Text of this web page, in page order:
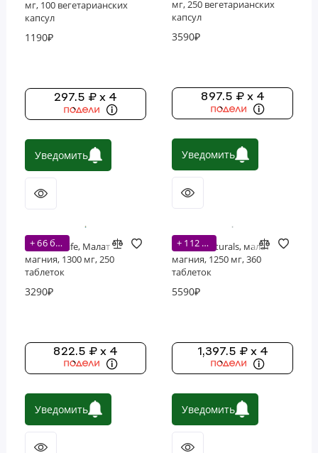
мг, 100 вегетарианских
капсул
1190₽
297.5 ₽ x 4
Уведомить
мг, 250 вегетарианских
капсул
3590₽
897.5 ₽ x 4
Уведомить
+ 66 бонусов
Nature's Life, Малат
магния, 1300 мг, 250
таблеток
3290₽
822.5 ₽ x 4
Уведомить
+ 112 бонусов
Source Naturals, малат
магния, 1250 мг, 360
таблеток
5590₽
1,397.5 ₽ x 4
Уведомить